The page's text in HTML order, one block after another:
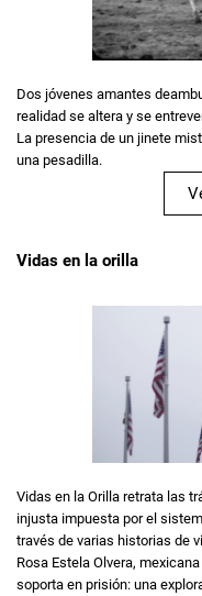
Dos jóvenes amantes
realidad se altera y se
La presencia de un jinete
una pesadilla.
Vidas en la orilla
Vidas en la Orilla retrata las
injusta impuesta por el
través de varias historias de
Rosa Estela Olvera,
soporta en prisión: una